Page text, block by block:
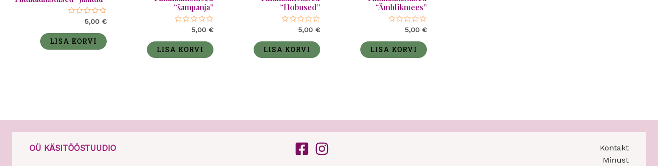
Hinnanguga
/
5
5,00 €
LISA KORVI
“šampanja”
Hinnanguga
/
5
5,00 €
LISA KORVI
“Hobused”
Hinnanguga
/
5
5,00 €
LISA KORVI
“Ämblikmees”
Hinnanguga
/
5
5,00 €
LISA KORVI
OÜ KÄSITÖÖSTUUDIO
Kontakt
Minust